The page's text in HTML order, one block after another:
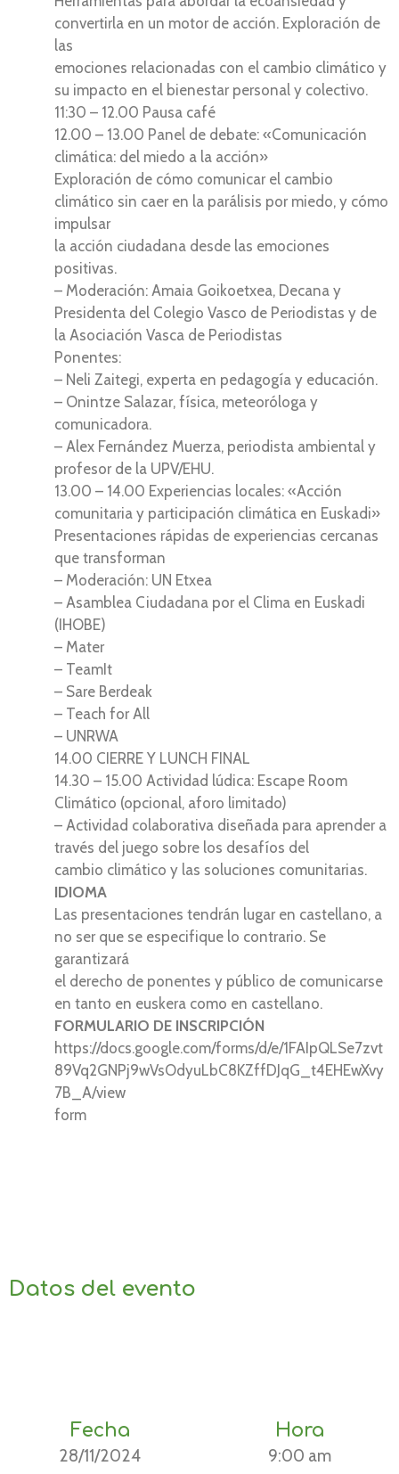
convertirla en un motor de acción. Exploración de
las
emociones relacionadas con el cambio climático y
su impacto en el bienestar personal y colectivo.
11:30 – 12.00 Pausa café
12.00 – 13.00 Panel de debate: «Comunicación
climática: del miedo a la acción»
Exploración de cómo comunicar el cambio
climático sin caer en la parálisis por miedo, y cómo
impulsar
la acción ciudadana desde las emociones
positivas.
– Moderación: Amaia Goikoetxea, Decana y
Presidenta del Colegio Vasco de Periodistas y de
la Asociación Vasca de Periodistas
Ponentes:
– Neli Zaitegi, experta en pedagogía y educación.
– Onintze Salazar, física, meteoróloga y
comunicadora.
– Alex Fernández Muerza, periodista ambiental y
profesor de la UPV/EHU.
13.00 – 14.00 Experiencias locales: «Acción
comunitaria y participación climática en Euskadi»
Presentaciones rápidas de experiencias cercanas
que transforman
– Moderación: UN Etxea
– Asamblea Ciudadana por el Clima en Euskadi
(IHOBE)
– Mater
– TeamIt
– Sare Berdeak
– Teach for All
– UNRWA
14.00 CIERRE Y LUNCH FINAL
14.30 – 15.00 Actividad lúdica: Escape Room
Climático (opcional, aforo limitado)
– Actividad colaborativa diseñada para aprender a
través del juego sobre los desafíos del
cambio climático y las soluciones comunitarias.
IDIOMA
Las presentaciones tendrán lugar en castellano, a
no ser que se especifique lo contrario. Se
garantizará
el derecho de ponentes y público de comunicarse
en tanto en euskera como en castellano.
FORMULARIO DE INSCRIPCIÓN
https://docs.google.com/forms/d/e/1FAIpQLSe7zvt
89Vq2GNPj9wVsOdyuLbC8KZffDJqG_t4EHEwXvy
7B_A/view
form
Datos del evento
Fecha
28/11/2024
Hora
9:00 am